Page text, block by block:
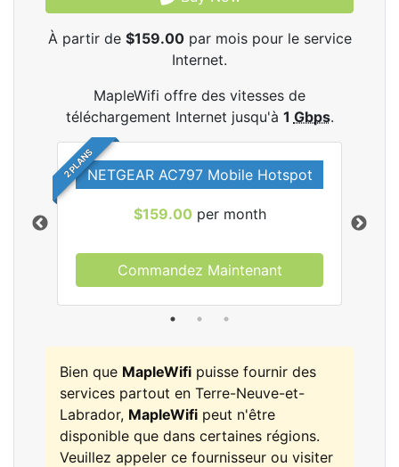
À partir de $159.00par mois pour le service
Internet.
MapleWifi offre des vitesses de
téléchargement Internet jusqu'à 1 Gbps.
2 PLANSNETGEAR AC797 Mobile Hotspot
$159.00 per month
Commandez Maintenant
Bien que MapleWifi puisse fournir des
services partout en Terre-Neuve-et-
Labrador, MapleWifi peut n'être
disponible que dans certaines régions.
Veuillez appeler ce fournisseur ou visiter